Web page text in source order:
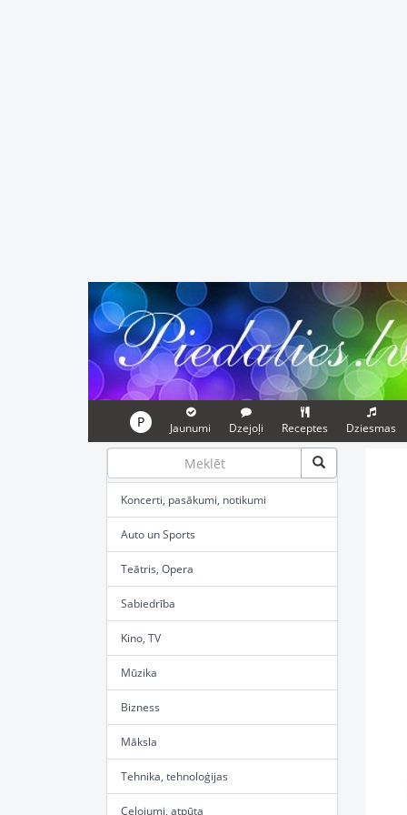
P Jaunumi Dzejoļi Receptes Dziesmas
Koncerti, pasākumi, notikumi
Auto un Sports
Teātris, Opera
Sabiedrība
Kino, TV
Mūzika
Bizness
Māksla
Tehnika, tehnoloģijas
Ceļojumi, atpūta